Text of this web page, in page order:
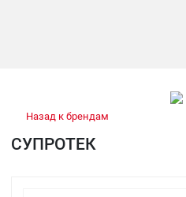
Назад к брендам
СУПРОТЕК